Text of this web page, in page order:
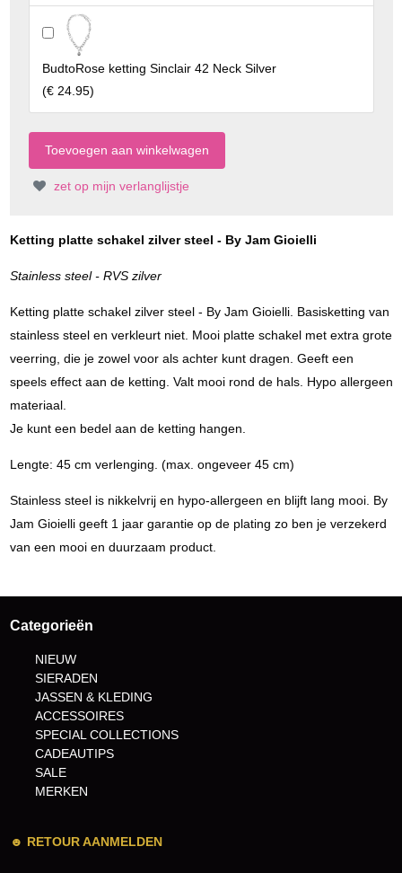
BudtoRose ketting Sinclair 42 Neck Silver
(€ 24.95)
zet op mijn verlanglijstje
Ketting platte schakel zilver steel - By Jam Gioielli
Stainless steel - RVS zilver
Ketting platte schakel zilver steel - By Jam Gioielli. Basisketting van
stainless steel en verkleurt niet. Mooi platte schakel met extra grote
veerring, die je zowel voor als achter kunt dragen. Geeft een
speels effect aan de ketting. Valt mooi rond de hals. Hypo allergeen
materiaal.
Je kunt een bedel aan de ketting hangen.
Lengte: 45 cm verlenging. (max. ongeveer 45 cm)
Stainless steel is nikkelvrij en hypo-allergeen en blijft lang mooi. By
Jam Gioielli geeft 1 jaar garantie op de plating zo ben je verzekerd
van een mooi en duurzaam product.
Categorieën
NIEUW
SIERADEN
JASSEN & KLEDING
ACCESSOIRES
SPECIAL COLLECTIONS
CADEAUTIPS
SALE
MERKEN
☻ RETOUR AANMELDEN